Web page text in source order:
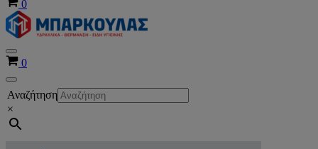
0
Μενού
πλοήγησης
Καλάθι
0
Μενού
πλοήγησης
Αναζήτηση
×